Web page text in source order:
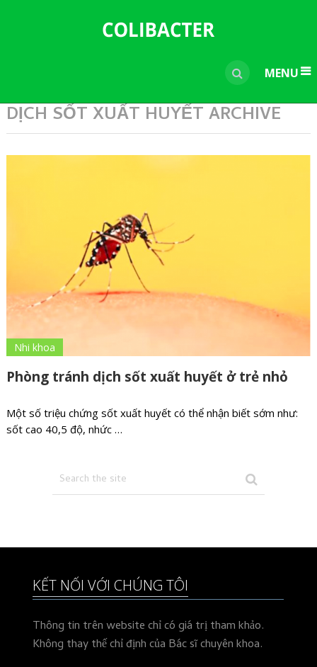
MENU
DỊCH SỐT XUẤT HUYẾT ARCHIVE
Phòng tránh dịch sốt xuất huyết ở trẻ nhỏ
Nhi khoa
Một số triệu chứng sốt xuất huyết có thể nhận biết sớm như:
sốt cao 40,5 độ, nhức …
KẾT NỐI VỚI CHÚNG TÔI
Thông tin trên website chỉ có giá trị tham khảo.
Không thay thế chỉ định của Bác sĩ chuyên khoa.